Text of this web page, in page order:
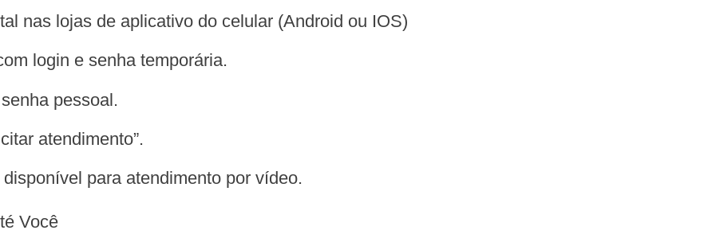
nas lojas de aplicativo do celular (Android ou IOS)
login e senha temporária.
pessoal.
atendimento”.
disponível para atendimento por vídeo.
Você